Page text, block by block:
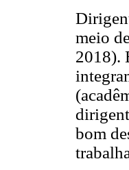
meio
2018).
bom